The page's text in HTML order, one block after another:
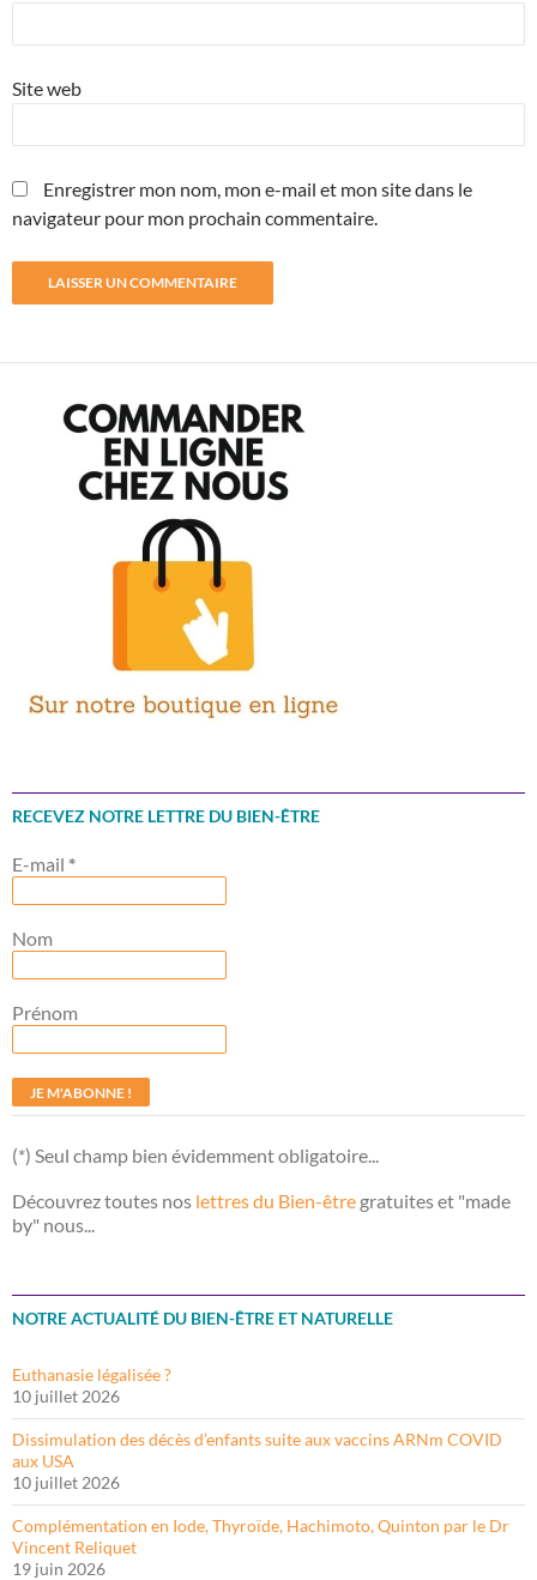
Site web
Enregistrer mon nom, mon e-mail et mon site dans le
navigateur pour mon prochain commentaire.
RECEVEZ NOTRE LETTRE DU BIEN-ÊTRE
E-mail *
Nom
Prénom
(*) Seul champ bien évidemment obligatoire...
Découvrez toutes nos lettres du Bien-être gratuites et "made
by" nous...
NOTRE ACTUALITÉ DU BIEN-ÊTRE ET NATURELLE
Euthanasie légalisée ?
10 juillet 2026
Dissimulation des décès d’enfants suite aux vaccins ARNm COVID
aux USA
10 juillet 2026
Complémentation en Iode, Thyroïde, Hachimoto, Quinton par le Dr
Vincent Reliquet
19 juin 2026